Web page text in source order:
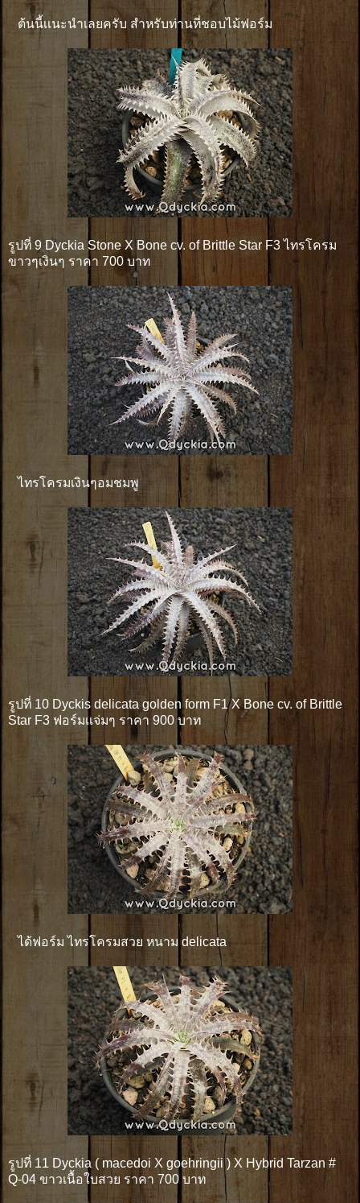
ต้นนี้เเนะนำเลยครับ สำหรับท่านที่ชอบไม้ฟอร์ม
รูปที่ 9 Dyckia Stone X Bone cv. of Brittle Star F3 ไทรโครม
ขาวๆเงินๆ ราคา 700 บาท
ไทรโครมเงินๆอมชมพู
รูปที่ 10 Dyckis delicata golden form F1 X Bone cv. of Brittle
Star F3 ฟอร์มเเจ่มๆ ราคา 900 บาท
ได้ฟอร์ม ไทรโครมสวย หนาม delicata
รูปที่ 11 Dyckia ( macedoi X goehringii ) X Hybrid Tarzan #
Q-04 ขาวเนื้อใบสวย ราคา 700 บาท